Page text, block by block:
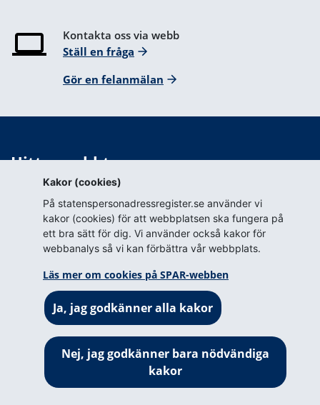
Kakor (cookies)
På statenspersonadressregister.se använder vi
kakor (cookies) för att webbplatsen ska fungera på
ett bra sätt för dig. Vi använder också kakor för
webbanalys så vi kan förbättra vår webbplats.
Läs mer om cookies på SPAR-webben
Ja, jag godkänner alla kakor
Nej, jag godkänner bara nödvändiga
kakor
Kontakta oss via webb
Ställ en fråga
Gör en felanmälan
Hitta snabbt
Webbkarta
Blanketter för tillstånd
Om webbplatsen
Om webbplatsen
Om cookies på SPAR-webben
Prenumerera (RSS)
Tillgänglighetsredogörelse